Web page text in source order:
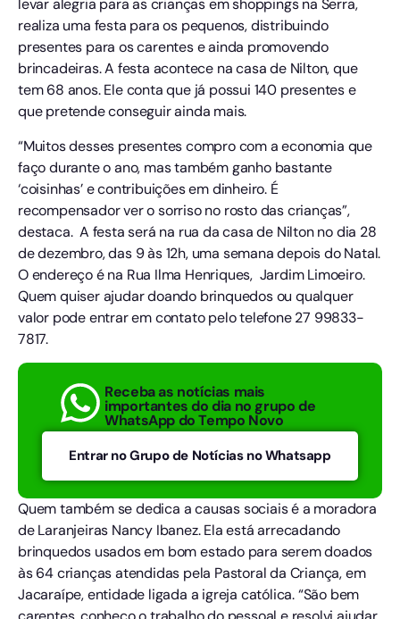
levar alegria para as crianças em shoppings na Serra,
realiza uma festa para os pequenos, distribuindo
presentes para os carentes e ainda promovendo
brincadeiras. A festa acontece na casa de Nilton, que
tem 68 anos. Ele conta que já possui 140 presentes e
que pretende conseguir ainda mais.
“Muitos desses presentes compro com a economia que
faço durante o ano, mas também ganho bastante
‘coisinhas’ e contribuições em dinheiro. É
recompensador ver o sorriso no rosto das crianças”,
destaca. A festa será na rua da casa de Nilton no dia 28
de dezembro, das 9 às 12h, uma semana depois do Natal.
O endereço é na Rua Ilma Henriques, Jardim Limoeiro.
Quem quiser ajudar doando brinquedos ou qualquer
valor pode entrar em contato pelo telefone 27 99833-
7817.
Receba as notícias mais
importantes do dia no grupo de
WhatsApp do Tempo Novo
Entrar no Grupo de Notícias no Whatsapp
Quem também se dedica a causas sociais é a moradora
de Laranjeiras Nancy Ibanez. Ela está arrecadando
brinquedos usados em bom estado para serem doados
às 64 crianças atendidas pela Pastoral da Criança, em
Jacaraípe, entidade ligada a igreja católica. “São bem